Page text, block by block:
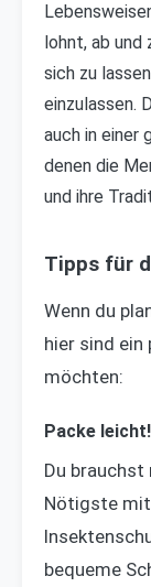
lohnt, ab
sich zu
einzulassen.
auch in einer
denen die
und ihre
Tipps für
Wenn du
hier sind ein
möchten:
Packe leicht!
Du brauchst
Nötigste
bequeme